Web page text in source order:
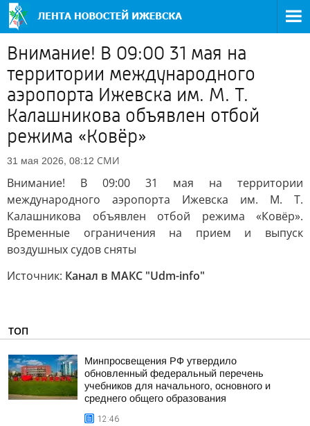
Внимание! В 09:00 31 мая на
территории международного
аэропорта Ижевска им. М. Т.
Калашникова объявлен отбой
режима «Ковёр»
31 мая 2026, 08:12 СМИ
Внимание! В 09:00 31 мая на территории
международного аэропорта Ижевска им. М. Т.
Калашникова объявлен отбой режима «Ковёр».
Временные ограничения на прием и выпуск
воздушных судов сняты
Источник: Канал в МАКС "Udm-info"
ТОП
Минпросвещения РФ утвердило
обновленный федеральный перечень
учебников для начального, основного и
среднего общего образования
12:46